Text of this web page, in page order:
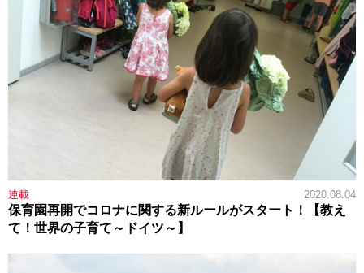
連載 2020.08.04
保育園再開でコロナに関する新ルールがスタート！【教え
て！世界の子育て～ドイツ～】